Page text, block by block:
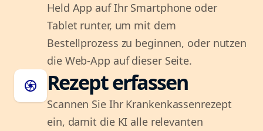
Held App auf Ihr Smartphone oder
Tablet runter, um mit dem
Bestellprozess zu beginnen, oder nutzen
die Web-App auf dieser Seite.
camera Rezept erfassen
Scannen Sie Ihr Krankenkassenrezept
ein, damit die KI alle relevanten